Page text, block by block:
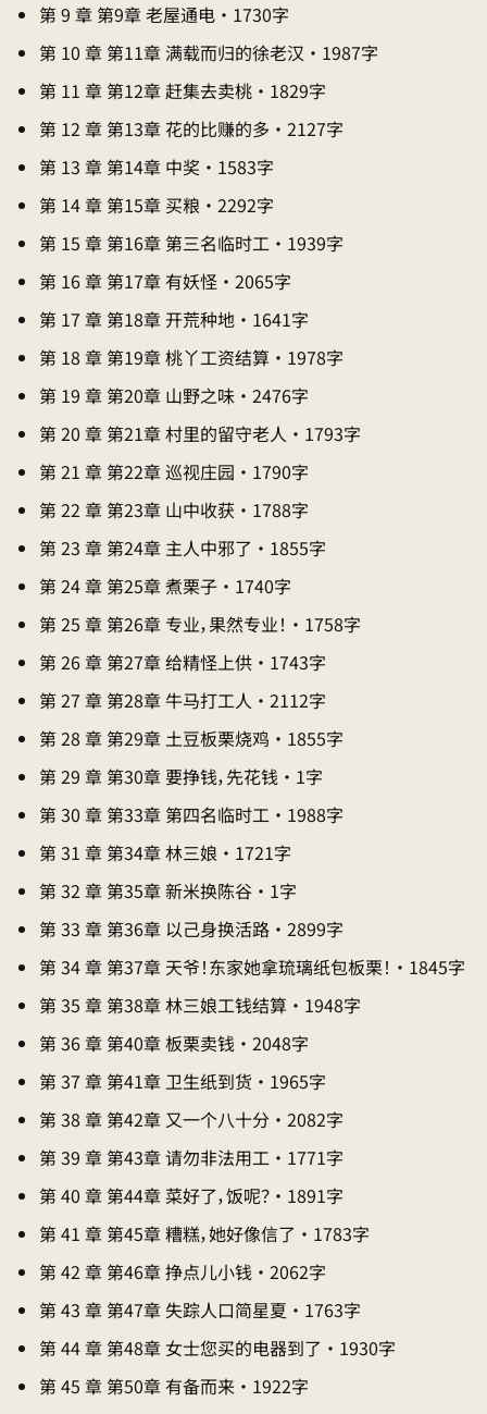
第 9 章 第9章 老屋通电 · 1730字
第 10 章 第11章 满载而归的徐老汉 · 1987字
第 11 章 第12章 赶集去卖桃 · 1829字
第 12 章 第13章 花的比赚的多 · 2127字
第 13 章 第14章 中奖 · 1583字
第 14 章 第15章 买粮 · 2292字
第 15 章 第16章 第三名临时工 · 1939字
第 16 章 第17章 有妖怪 · 2065字
第 17 章 第18章 开荒种地 · 1641字
第 18 章 第19章 桃丫工资结算 · 1978字
第 19 章 第20章 山野之味 · 2476字
第 20 章 第21章 村里的留守老人 · 1793字
第 21 章 第22章 巡视庄园 · 1790字
第 22 章 第23章 山中收获 · 1788字
第 23 章 第24章 主人中邪了 · 1855字
第 24 章 第25章 煮栗子 · 1740字
第 25 章 第26章 专业，果然专业！ · 1758字
第 26 章 第27章 给精怪上供 · 1743字
第 27 章 第28章 牛马打工人 · 2112字
第 28 章 第29章 土豆板栗烧鸡 · 1855字
第 29 章 第30章 要挣钱，先花钱 · 1字
第 30 章 第33章 第四名临时工 · 1988字
第 31 章 第34章 林三娘 · 1721字
第 32 章 第35章 新米换陈谷 · 1字
第 33 章 第36章 以己身换活路 · 2899字
第 34 章 第37章 天爷！东家她拿琉璃纸包板栗！ · 1845字
第 35 章 第38章 林三娘工钱结算 · 1948字
第 36 章 第40章 板栗卖钱 · 2048字
第 37 章 第41章 卫生纸到货 · 1965字
第 38 章 第42章 又一个八十分 · 2082字
第 39 章 第43章 请勿非法用工 · 1771字
第 40 章 第44章 菜好了，饭呢？ · 1891字
第 41 章 第45章 糟糕，她好像信了 · 1783字
第 42 章 第46章 挣点儿小钱 · 2062字
第 43 章 第47章 失踪人口简星夏 · 1763字
第 44 章 第48章 女士您买的电器到了 · 1930字
第 45 章 第50章 有备而来 · 1922字